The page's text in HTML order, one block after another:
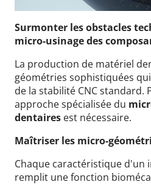
Surmonter les obstacles
micro-usinage des
La production de matériel
géométries sophistiquées
de la stabilité CNC standard.
approche spécialisée du
dentaires est nécessaire.
Maîtriser les micro-
Chaque caractéristique d'un
remplit une fonction